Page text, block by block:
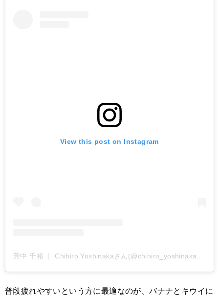
View this post on Instagram
芳中 千裕 ｜ Chihiro Yoshinakaさん(@chihiro_yoshinaka)がシェアした投稿
普段疲れやすいという方に最適なのが、バナナとキウイに